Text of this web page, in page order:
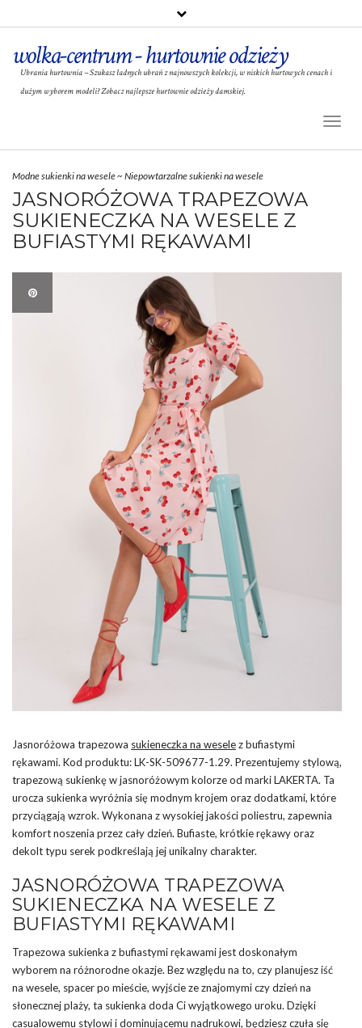
wolka-centrum - hurtownie odzieży
Ubrania hurtownia – Szukasz ładnych ubrań z najnowszych kolekcji, w niskich hurtowych cenach i
dużym wyborem modeli? Zobacz najlepsze hurtownie odzieży damskiej.
Modne sukienki na wesele~ Niepowtarzalne sukienki na wesele
JASNORÓŻOWA TRAPEZOWA
SUKIENECZKA NA WESELE Z
BUFIASTYMI RĘKAWAMI
Jasnoróżowa trapezowa sukieneczka na weselez bufiastymi
rękawami. Kod produktu: LK-SK-509677-1.29. Prezentujemy stylową,
trapezową sukienkę w jasnoróżowym kolorze od marki LAKERTA. Ta
urocza sukienka wyróżnia się modnym krojem oraz dodatkami, które
przyciągają wzrok. Wykonana z wysokiej jakości poliestru, zapewnia
komfort noszenia przez cały dzień. Bufiaste, krótkie rękawy oraz
dekolt typu serek podkreślają jej unikalny charakter.
JASNORÓŻOWA TRAPEZOWA
SUKIENECZKA NA WESELE Z
BUFIASTYMI RĘKAWAMI
Trapezowa sukienka z bufiastymi rękawami jest doskonałym
wyborem na różnorodne okazje. Bez względu na to, czy planujesz iść
na wesele, spacer po mieście, wyjście ze znajomymi czy dzień na
słonecznej plaży, ta sukienka doda Ci wyjątkowego uroku. Dzięki
casualowemu stylowi i dominującemu nadrukowi, będziesz czuła się